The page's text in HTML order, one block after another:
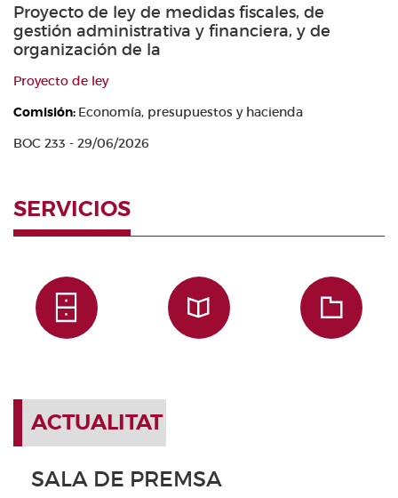
Proyecto de ley de medidas fiscales, de
gestión administrativa y financiera, y de
organización de la
Proyecto de ley
Comisión: Economía, presupuestos y hacienda
BOC 233 - 29/06/2026
SERVICIOS
ACTUALITAT
SALA DE PREMSA